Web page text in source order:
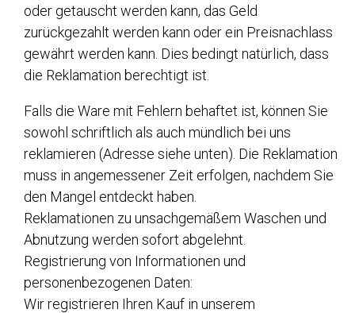
oder getauscht werden kann, das Geld
zurückgezahlt werden kann oder ein Preisnachlass
gewährt werden kann. Dies bedingt natürlich, dass
die Reklamation berechtigt ist.
Falls die Ware mit Fehlern behaftet ist, können Sie
sowohl schriftlich als auch mündlich bei uns
reklamieren (Adresse siehe unten). Die Reklamation
muss in angemessener Zeit erfolgen, nachdem Sie
den Mangel entdeckt haben.
Reklamationen zu unsachgemäßem Waschen und
Abnutzung werden sofort abgelehnt.
Registrierung von Informationen und
personenbezogenen Daten:
Wir registrieren Ihren Kauf in unserem